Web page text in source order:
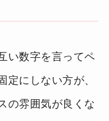
い数字を言ってペ
定にしない方が、
の雰囲気が良くな